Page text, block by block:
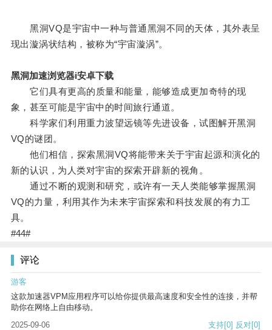
黑洞VQ是宇宙中一种与普通黑洞不同的天体，其外表呈
现出漩涡状结构，被称为“宇宙漩涡”。
黑洞加速浏览器i安卓下载
它们具有更高的质量和能量，能够造成更加奇特的现
象，甚至可能是宇宙中的时间旅行通道。
科学家们利用重力波望远镜等先进设备，试图解开黑洞
VQ的谜团。
他们相信，探索黑洞VQ将能带来关于宇宙起源和演化的
新的认识，为人类对宇宙的探索开辟新的视角。
通过不断的观测和研究，或许有一天人类能够掌握黑洞
VQ的力量，利用其作为未来宇宙探索和科技发展的有力工
具。
#44#
评论
游客
这款加速器VPM应用程序可以给你提供最高速度和安全性的连接，并帮
助你在网络上自由移动。
2025-09-06
支持[0] 反对[0]